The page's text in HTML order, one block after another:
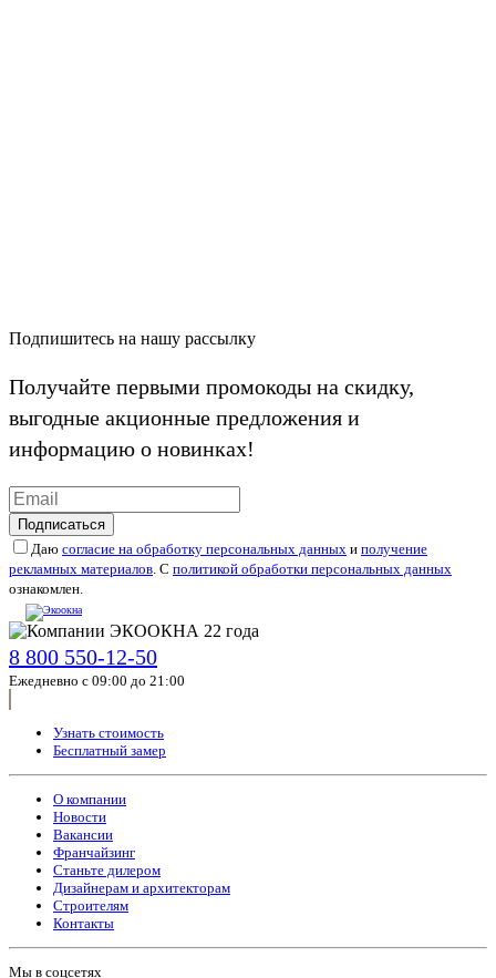
Подпишитесь на нашу рассылку
Получайте первыми промокоды на скидку,
выгодные акционные предложения и
информацию о новинках!
Подписаться
Даю согласие на обработку персональных данных и получение
рекламных материалов. С политикой обработки персональных данных
ознакомлен.
8 800 550-12-50
Ежедневно с 09:00 до 21:00
Узнать стоимость
Бесплатный замер
О компании
Новости
Вакансии
Франчайзинг
Станьте дилером
Дизайнерам и архитекторам
Строителям
Контакты
Мы в соцсетях